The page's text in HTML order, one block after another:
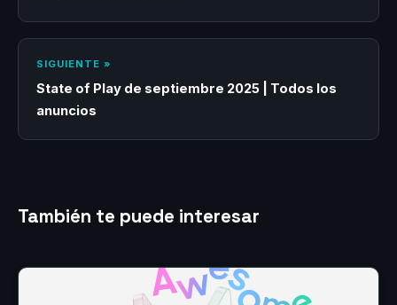
SIGUIENTE »
State of Play de septiembre 2025 | Todos los
anuncios
También te puede interesar